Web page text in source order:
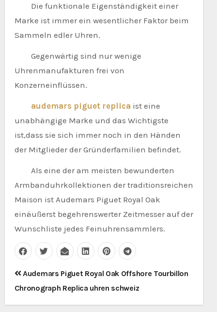
Die funktionale Eigenständigkeit einer
Marke ist immer ein wesentlicher Faktor beim
Sammeln edler Uhren.
Gegenwärtig sind nur wenige
Uhrenmanufakturen frei von
Konzerneinflüssen.
audemars piguet replica ist eine
unabhängige Marke und das Wichtigste
ist,dass sie sich immer noch in den Händen
der Mitglieder der Gründerfamilien befindet.
Als eine der am meisten bewunderten
Armbanduhrkollektionen der traditionsreichen
Maison ist Audemars Piguet Royal Oak
einäußerst begehrenswerter Zeitmesser auf der
Wunschliste jedes Feinuhrensammlers.
Beitragsnavigation
Audemars Piguet Royal Oak Offshore Tourbillon
Chronograph Replica uhren schweiz